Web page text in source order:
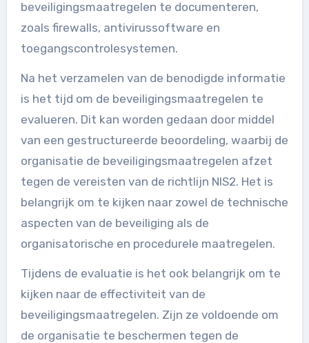
beveiligingsmaatregelen te documenteren,
zoals firewalls, antivirussoftware en
toegangscontrolesystemen.
Na het verzamelen van de benodigde informatie
is het tijd om de beveiligingsmaatregelen te
evalueren. Dit kan worden gedaan door middel
van een gestructureerde beoordeling, waarbij de
organisatie de beveiligingsmaatregelen afzet
tegen de vereisten van de richtlijn NIS2. Het is
belangrijk om te kijken naar zowel de technische
aspecten van de beveiliging als de
organisatorische en procedurele maatregelen.
Tijdens de evaluatie is het ook belangrijk om te
kijken naar de effectiviteit van de
beveiligingsmaatregelen. Zijn ze voldoende om
de organisatie te beschermen tegen de